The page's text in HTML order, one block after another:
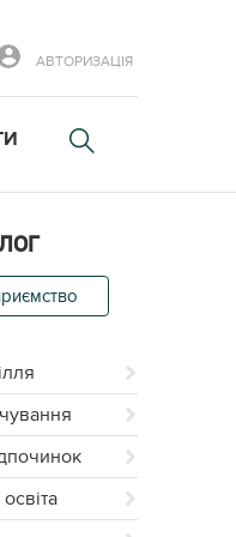
АВТОРИЗАЦІЯ